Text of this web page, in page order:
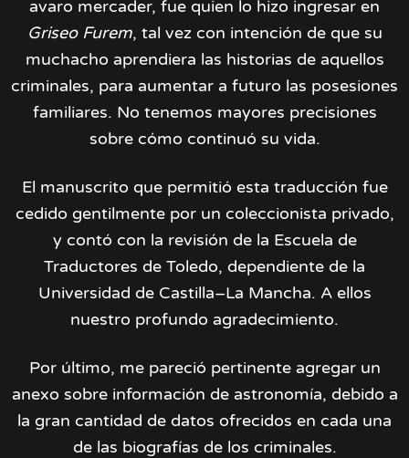
avaro mercader, fue quien lo hizo ingresar en
Griseo Furem, tal vez con intención de que su
muchacho aprendiera las historias de aquellos
criminales, para aumentar a futuro las posesiones
familiares. No tenemos mayores precisiones
sobre cómo continuó su vida.
El manuscrito que permitió esta traducción fue
cedido gentilmente por un coleccionista privado,
y contó con la revisión de la Escuela de
Traductores de Toledo, dependiente de la
Universidad de Castilla–La Mancha. A ellos
nuestro profundo agradecimiento.
Por último, me pareció pertinente agregar un
anexo sobre información de astronomía, debido a
la gran cantidad de datos ofrecidos en cada una
de las biografías de los criminales.